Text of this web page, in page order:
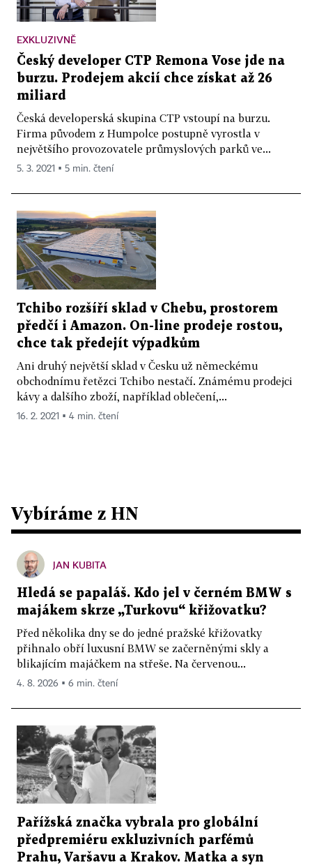
EXKLUZIVNĚ
Český developer CTP Remona Vose jde na
burzu. Prodejem akcií chce získat až 26
miliard
Česká developerská skupina CTP vstoupí na burzu.
Firma původem z Humpolce postupně vyrostla v
největšího provozovatele průmyslových parků ve...
5. 3. 2021 ▪ 5 min. čtení
Tchibo rozšíří sklad v Chebu, prostorem
předčí i Amazon. On-line prodeje rostou,
chce tak předejít výpadkům
Ani druhý největší sklad v Česku už německému
obchodnímu řetězci Tchibo nestačí. Známému prodejci
kávy a dalšího zboží, například oblečení,...
16. 2. 2021 ▪ 4 min. čtení
Vybíráme z HN
JAN KUBITA
Hledá se papaláš. Kdo jel v černém BMW s
majákem skrze „Turkovu“ křižovatku?
Před několika dny se do jedné pražské křižovatky
přihnalo obří luxusní BMW se začerněnými skly a
blikajícím majáčkem na střeše. Na červenou...
4. 8. 2026 ▪ 6 min. čtení
Pařížská značka vybrala pro globální
předpremiéru exkluzivních parfémů
Prahu, Varšavu a Krakov. Matka a syn